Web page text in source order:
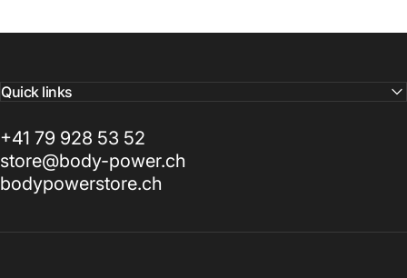
Quick links
+41 79 928 53 52
store@body-power.ch
bodypowerstore.ch